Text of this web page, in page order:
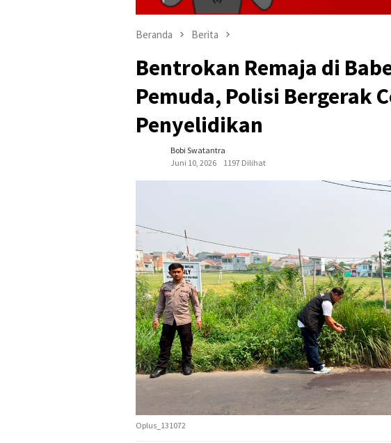
Beranda Berita
Bentrokan Remaja di
Pemuda, Polisi Bergerak
Penyelidikan
Bobi Swatantra
Juni 10, 2026
1197 Dilihat
Oplus_131072